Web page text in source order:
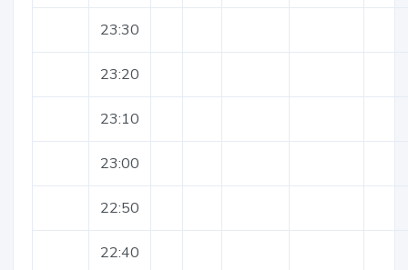
23:30
23:20
23:10
23:00
22:50
22:40